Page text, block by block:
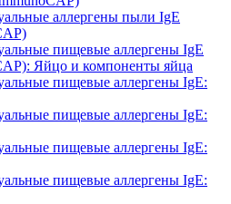
аллергены пыли IgE
пищевые аллергены IgE
Яйцо и компоненты яйца
пищевые аллергены IgE:
пищевые аллергены IgE:
пищевые аллергены IgE:
пищевые аллергены IgE: